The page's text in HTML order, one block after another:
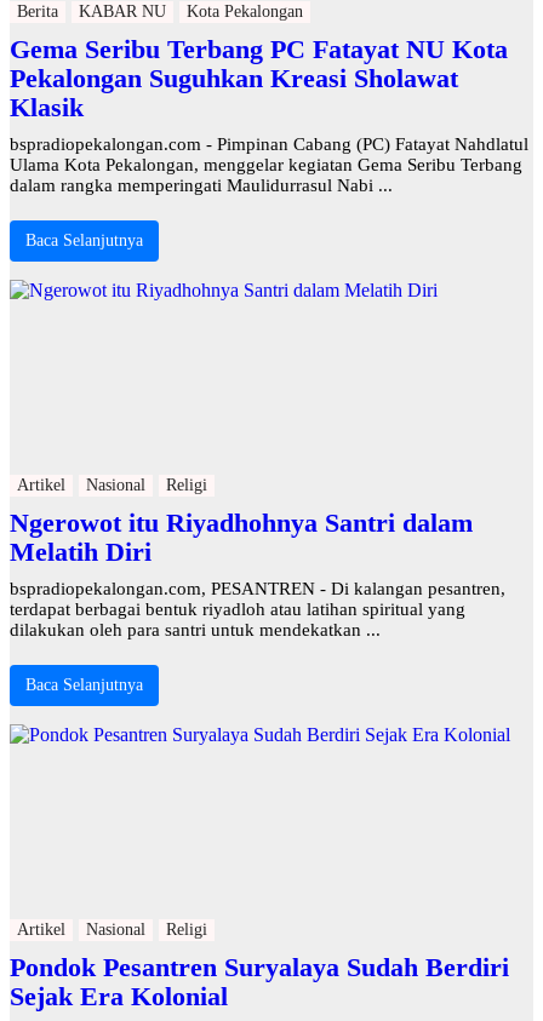
Berita KABAR NU Kota Pekalongan
Gema Seribu Terbang PC Fatayat NU Kota
Pekalongan Suguhkan Kreasi Sholawat
Klasik
bspradiopekalongan.com - Pimpinan Cabang (PC) Fatayat Nahdlatul
Ulama Kota Pekalongan, menggelar kegiatan Gema Seribu Terbang
dalam rangka memperingati Maulidurrasul Nabi ...
Baca Selanjutnya
Artikel Nasional Religi
Ngerowot itu Riyadhohnya Santri dalam
Melatih Diri
bspradiopekalongan.com, PESANTREN - Di kalangan pesantren,
terdapat berbagai bentuk riyadloh atau latihan spiritual yang
dilakukan oleh para santri untuk mendekatkan ...
Baca Selanjutnya
Artikel Nasional Religi
Pondok Pesantren Suryalaya Sudah Berdiri
Sejak Era Kolonial